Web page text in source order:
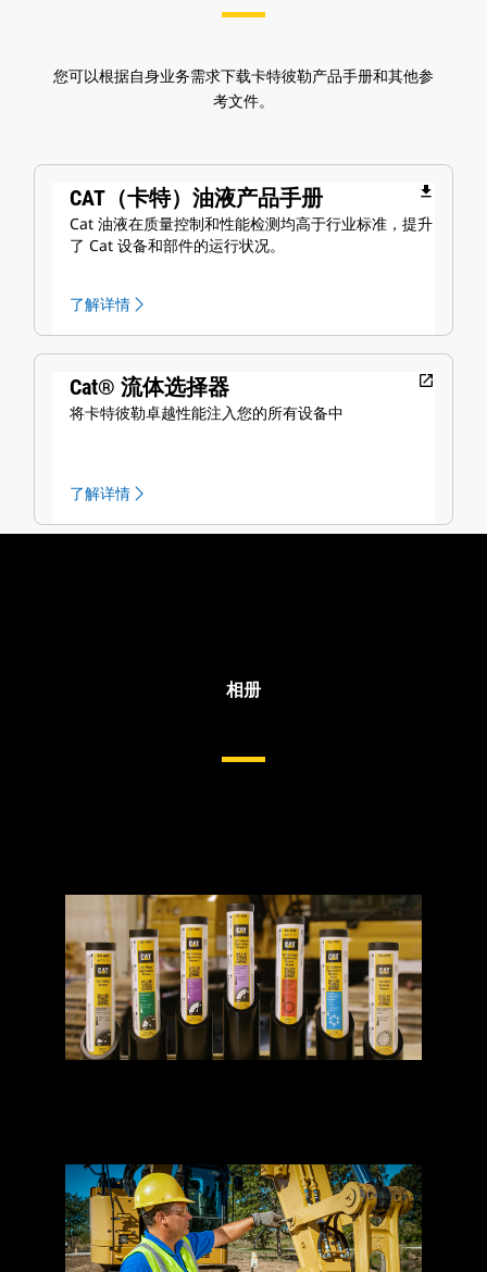
您可以根据自身业务需求下载卡特彼勒产品手册和其他参
考文件。
CAT（卡特）油液产品手册 file_download
Cat 油液在质量控制和性能检测均高于行业标准，提升
了 Cat 设备和部件的运行状况。
了解详情
Cat® 流体选择器 open_in_new
将卡特彼勒卓越性能注入您的所有设备中
了解详情
相册